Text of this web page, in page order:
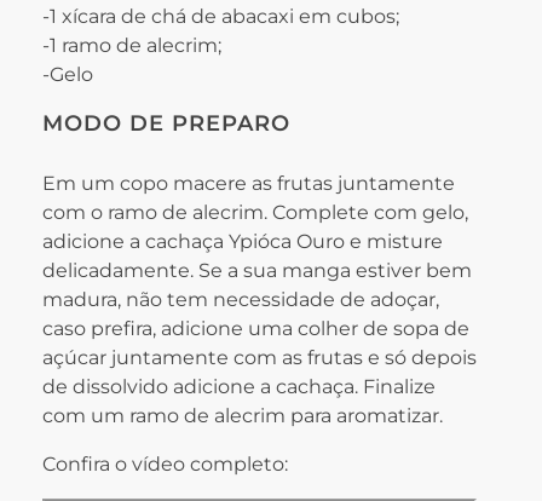
-1 xícara de chá de abacaxi em cubos;
-1 ramo de alecrim;
-Gelo
MODO DE PREPARO
Em um copo macere as frutas juntamente
com o ramo de alecrim. Complete com gelo,
adicione a cachaça Ypióca Ouro e misture
delicadamente. Se a sua manga estiver bem
madura, não tem necessidade de adoçar,
caso prefira, adicione uma colher de sopa de
açúcar juntamente com as frutas e só depois
de dissolvido adicione a cachaça. Finalize
com um ramo de alecrim para aromatizar.
Confira o vídeo completo: